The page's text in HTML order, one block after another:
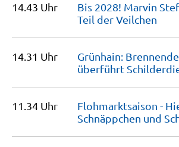
14.43 Uhr
Bis 2028! Marvin
Teil derVeilchen
14.31 Uhr
Grünhain:
überführt
11.34 Uhr
Flohmarktsaison -
Schnäppchen und